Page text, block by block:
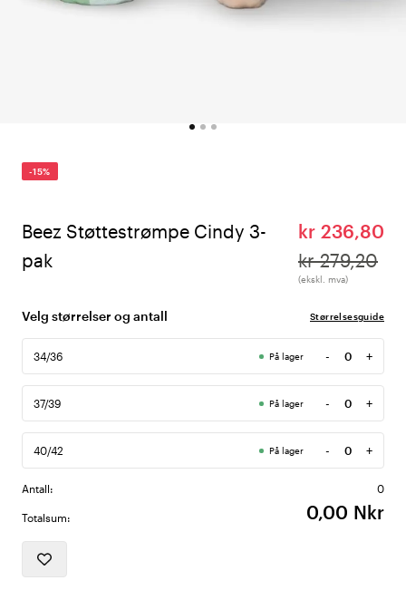
-15%
Beez Støttestrømpe Cindy 3-
pak
kr 236,80
kr 279,20
(ekskl. mva)
Velg størrelser og antall Størrelsesguide
34/36 På lager -
Antall
+
37/39 På lager -
Antall
+
40/42 På lager -
Antall
+
Antall: 0
Totalsum: 0,00 Nkr